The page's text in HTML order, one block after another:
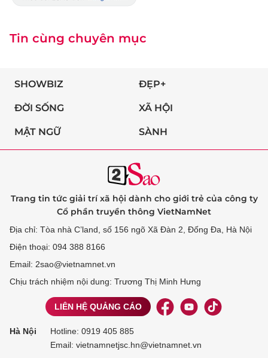
Tin cùng chuyên mục
SHOWBIZ ĐẸP+
ĐỜI SỐNG XÃ HỘI
MẬT NGỮ SÀNH
Trang tin tức giải trí xã hội dành cho giới trẻ của công ty
Cổ phần truyền thông VietNamNet
Địa chỉ: Tòa nhà C’land, số 156 ngõ Xã Đàn 2, Đống Đa, Hà Nội
Điện thoại: 094 388 8166
Email: 2sao@vietnamnet.vn
Chịu trách nhiệm nội dung: Trương Thị Minh Hưng
LIÊN HỆ QUẢNG CÁO
Hà Nội Hotline: 0919 405 885
Email: vietnamnetjsc.hn@vietnamnet.vn